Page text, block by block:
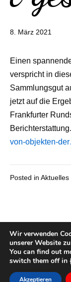
8. März 2021
Einen
verspricht in
Sammlungsgut
jetzt auf die
Frankfurter
Berichterstattung.
von-objekten-
Posted in Aktuelles
Copyright ©
Wir verwenden
unserer Website
You can find out
switch them off in
Akzeptieren